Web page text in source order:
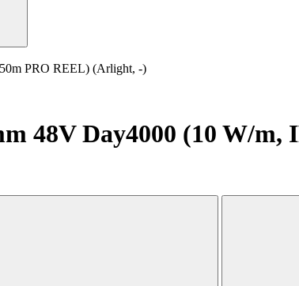
PRO REEL) (Arlight, -)
48V Day4000 (10 W/